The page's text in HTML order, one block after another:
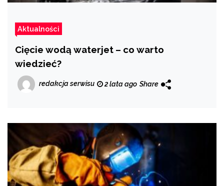
Aktualności
Cięcie wodą waterjet – co warto
wiedzieć?
redakcja serwisu 2 lata ago Share